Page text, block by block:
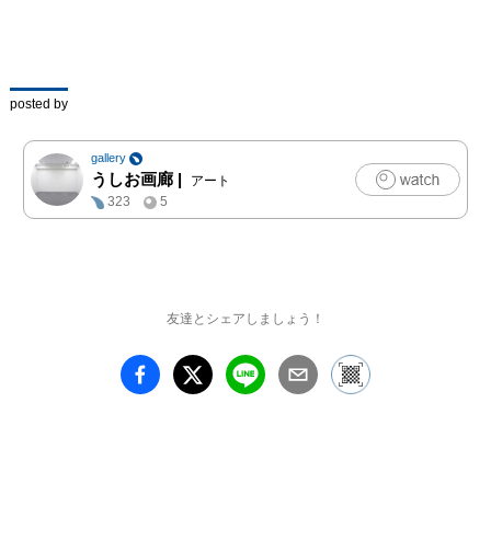
posted by
gallery
うしお画廊 |
アート
323
5
友達とシェアしましょう！